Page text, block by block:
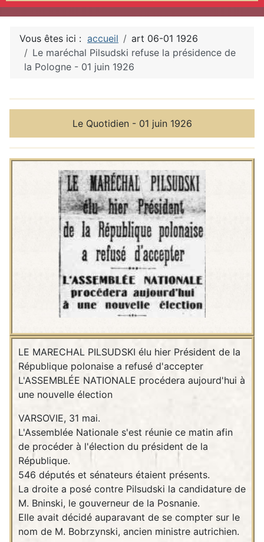
Vous êtes ici : accueil
art 06-01 1926
Le maréchal Pilsudski refuse la présidence de
la Pologne - 01 juin 1926
Le Quotidien - 01 juin 1926
LE MARECHAL PILSUDSKI élu hier Président de la
République polonaise a refusé d'accepter
L'ASSEMBLÉE NATIONALE procédera aujourd'hui à
une nouvelle élection
VARSOVIE, 31 mai.
L'Assemblée Nationale s'est réunie ce matin afin
de procéder à l'élection du président de la
République.
546 députés et sénateurs étaient présents.
La droite a posé contre Pilsudski la candidature de
M. Bninski, le gouverneur de la Posnanie.
Elle avait décidé auparavant de se compter sur le
nom de M. Bobrzynski, ancien ministre autrichien.